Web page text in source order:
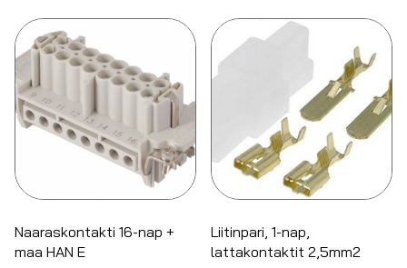
Naaraskontakti 16-nap +
maa HAN E
Liitinpari, 1-nap,
lattakontaktit 2,5mm2